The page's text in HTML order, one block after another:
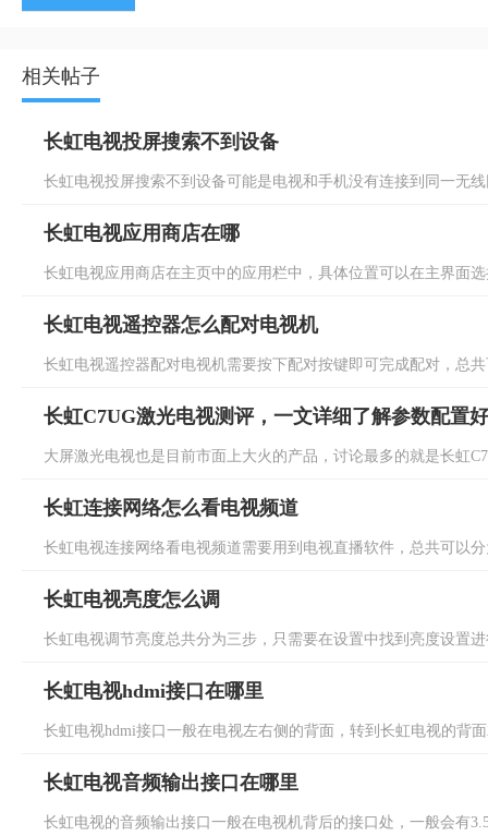
相关帖子
长虹电视投屏搜索不到设备
长虹电视投屏搜索不到设备可能是电视和手机没有连接到同一无
长虹电视应用商店在哪
长虹电视应用商店在主页中的应用栏中，具体位置可以在主界面
长虹电视遥控器怎么配对电视机
长虹电视遥控器配对电视机需要按下配对按键即可完成配对，总
长虹C7UG激光电视测评，一文详细了解参数配置
大屏激光电视也是目前市面上大火的产品，讨论最多的就是长虹
长虹连接网络怎么看电视频道
长虹电视连接网络看电视频道需要用到电视直播软件，总共可以
长虹电视亮度怎么调
长虹电视调节亮度总共分为三步，只需要在设置中找到亮度设置
长虹电视hdmi接口在哪里
长虹电视hdmi接口一般在电视左右侧的背面，转到长虹电视的背
长虹电视音频输出接口在哪里
长虹电视的音频输出接口一般在电视机背后的接口处，一般会有